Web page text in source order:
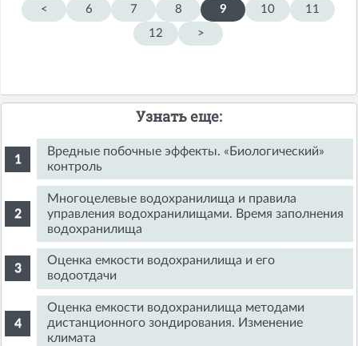
< 6 7 8 9 10
11
12
>
Узнать еще:
Вредные побочные эффекты. «Биологический»
контроль
Многоцелевые водохранилища и правила
управления водохранилищами. Время заполнения
водохранилища
Оценка емкости водохранилища и его
водоотдачи
Оценка емкости водохранилища методами
дистанционного зондирования. Изменение
климата